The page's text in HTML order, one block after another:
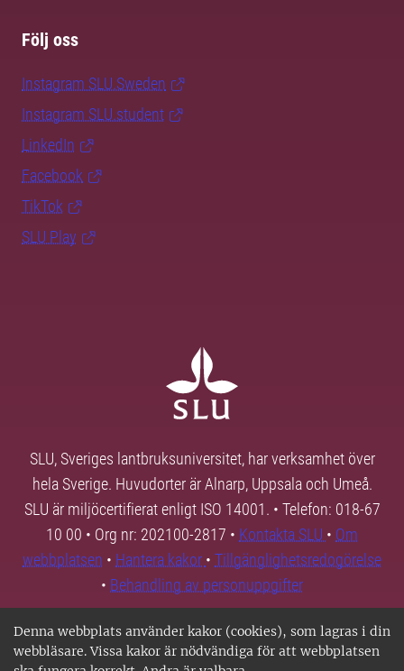
Denna webbplats använder kakor (cookies), som lagras i din
webbläsare. Vissa kakor är nödvändiga för att webbplatsen
Följ oss
Instagram SLU.Sweden
Instagram SLU.student
LinkedIn
Facebook
TikTok
SLU Play
SLU, Sveriges lantbruksuniversitet, har verksamhet över
hela Sverige. Huvudorter är Alnarp, Uppsala och Umeå.
SLU är miljöcertifierat enligt ISO 14001. • Telefon: 018-67
10 00 • Org nr: 202100-2817 • Kontakta SLU • Om
webbplatsen • Hantera kakor • Tillgänglighetsredogörelse
• Behandling av personuppgifter